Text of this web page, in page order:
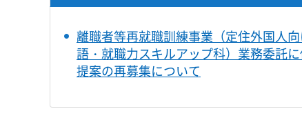
離職者等再就職訓練事業（定住外国人
語・就職力スキルアップ科）業務委託
提案の再募集について